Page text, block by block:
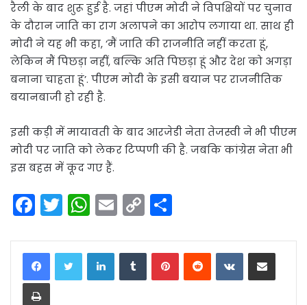
रैली के बाद शुरू हुई है. जहां पीएम मोदी ने विपक्षियों पर चुनाव
के दौरान जाति का राग अलापने का आरोप लगाया था. साथ ही
मोदी ने यह भी कहा, ‘मैं जाति की राजनीति नहीं करता हूं,
लेकिन मैं पिछड़ा नहीं, बल्कि अति पिछड़ा हूं और देश को अगड़ा
बनाना चाहता हूं’. पीएम मोदी के इसी बयान पर राजनीतिक
बयानबाजी हो रही है.
इसी कड़ी में मायावती के बाद आरजेडी नेता तेजस्वी ने भी पीएम
मोदी पर जाति को लेकर टिप्पणी की है. जबकि कांग्रेस नेता भी
इस बहस में कूद गए हैं.
F
a
c
e
b
T
w
itt
er
W
h
a
ts
E
m
ai
l
C
o
p
y
ar
e
LinkedInTumblrPinterestReddit VKontakteShare via Email
Print